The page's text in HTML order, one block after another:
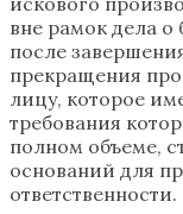
вне рамок дела о
после
прекращения
лицу, которое
требования
полном объеме,
оснований для
ответственности.